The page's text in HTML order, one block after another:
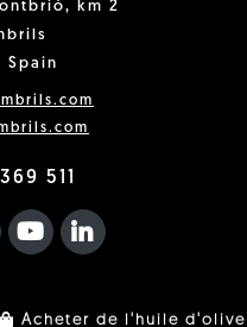
km 2
Spain
511
F
YOUTUBEFA LINKEDIN
Acheter de l'huile d'olive